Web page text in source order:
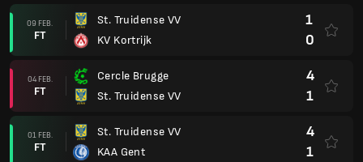
09 FEB.
FT
St. Truidense VV
KV Kortrijk
1
0
04 FEB.
FT
Cercle Brugge
St. Truidense VV
4
1
01 FEB.
FT
St. Truidense VV
KAA Gent
4
1